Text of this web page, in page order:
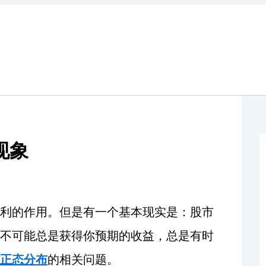
象
的作用。但是有一个基本现实是：股市
可能总是获得你预期的收益，总是有时
正态分布的相关问题。